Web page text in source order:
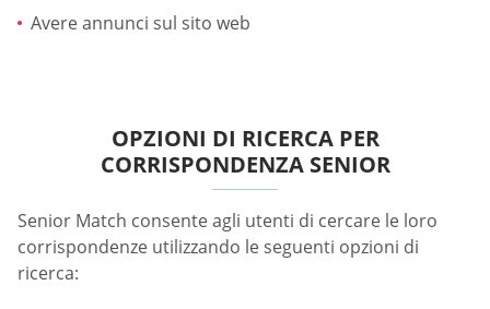
Avere annunci sul sito web
OPZIONI DI RICERCA PER
CORRISPONDENZA SENIOR
Senior Match consente agli utenti di cercare le loro
corrispondenze utilizzando le seguenti opzioni di
ricerca: